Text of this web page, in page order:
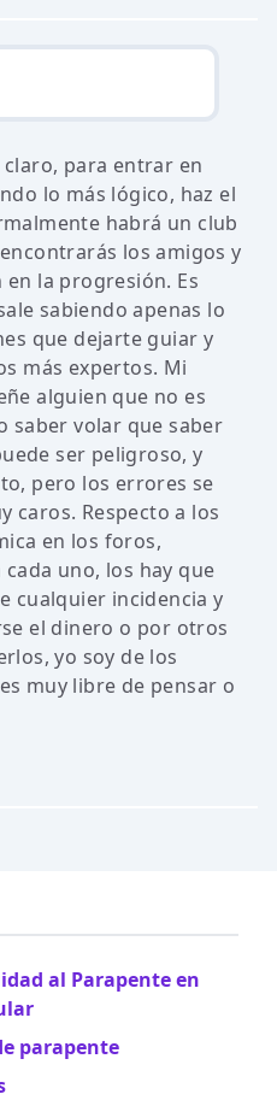
para entrar en
lo más lógico, haz el
habrá un club
los amigos y
la progresión. Es
sabiendo apenas lo
que dejarte guiar y
más expertos. Mi
alguien que no es
saber volar que saber
ser peligroso, y
pero los errores se
caros. Respecto a los
en los foros,
uno, los hay que
cualquier incidencia y
el dinero o por otros
yo soy de los
muy libre de pensar o
al Parapente en
parapente